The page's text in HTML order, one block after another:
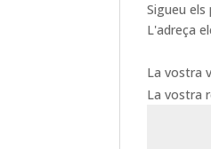
Sigueu els
L'adreça
La vostra
La vostra